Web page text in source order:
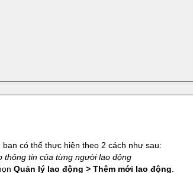
có thể thực hiện theo 2 cách như sau:
thông tin của từng người lao động
Quản lý lao động > Thêm mới lao động